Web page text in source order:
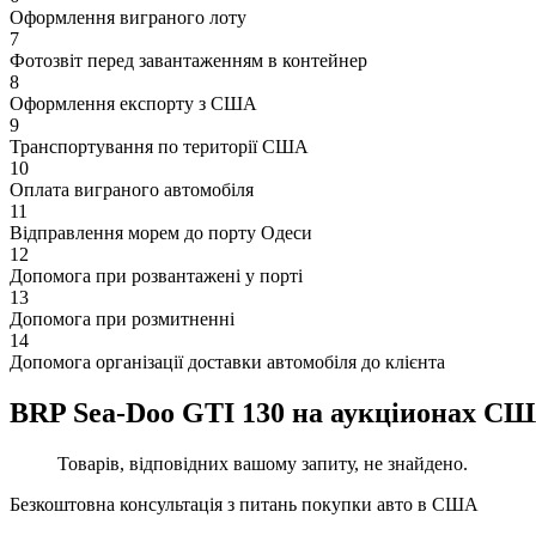
Оформлення виграного лоту
7
Фотозвіт перед завантаженням в контейнер
8
Оформлення експорту з США
9
Транспортування по території США
10
Оплата виграного автомобіля
11
Відправлення морем до порту Одеси
12
Допомога при розвантажені у порті
13
Допомога при розмитненні
14
Допомога організації доставки автомобіля до клієнта
BRP Sea-Doo GTI 130 на аукціионах
Товарів, відповідних вашому запиту, не знайдено.
Безкоштовна консультація з питань покупки авто в США